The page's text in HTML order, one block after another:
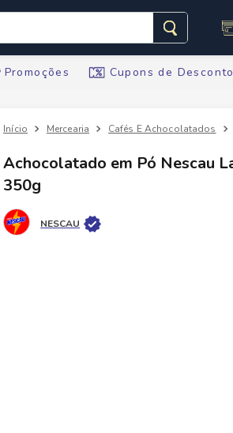
Promoções Cupons de Desconto
Mercearia Cafés E Achocolatados
Achocolatado em Pó Nescau
350g
NESCAU